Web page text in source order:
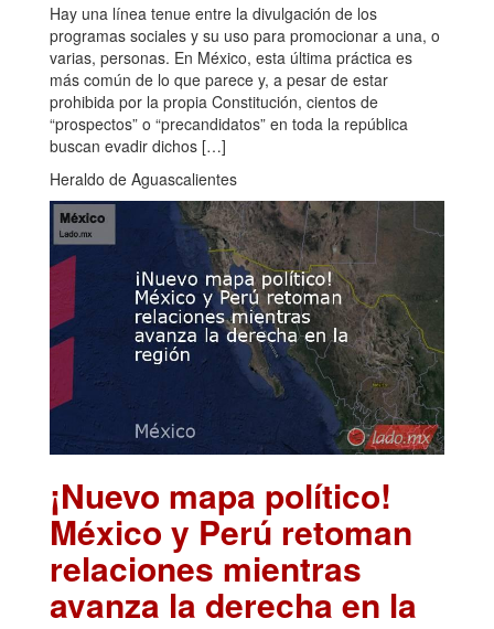
Hay una línea tenue entre la divulgación de los
programas sociales y su uso para promocionar a una, o
varias, personas. En México, esta última práctica es
más común de lo que parece y, a pesar de estar
prohibida por la propia Constitución, cientos de
“prospectos” o “precandidatos” en toda la república
buscan evadir dichos […]
Heraldo de Aguascalientes
¡Nuevo mapa político!
México y Perú retoman
relaciones mientras
avanza la derecha en la